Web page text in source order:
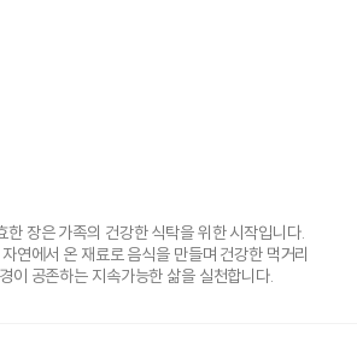
한 장은 가족의 건강한 식탁을 위한 시작입니다.
연에서 온 재료로 음식을 만들며 건강한 먹거리
이 공존하는 지속가능한 삶을 실천합니다.